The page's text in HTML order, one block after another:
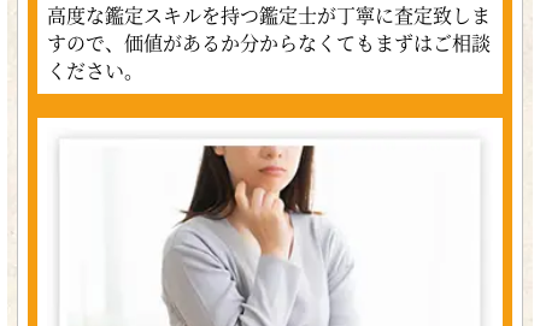
高度な鑑定スキルを持つ鑑定士が丁寧に査定致しま
すので、価値があるか分からなくてもまずはご相談
ください。